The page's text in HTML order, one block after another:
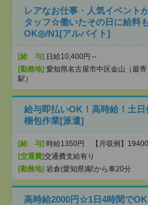
レアなお仕事・人気イベント
タッフ☆働いたその日に給料
OK◎/N1[アルバイト]
[給 与] 日給10,400円～
[勤務地] 愛知県名古屋市中区金山（最
駅）
給与即払いOK！高時給！土日
梱包作業[派遣]
[給 与] 時給1350円 【月収例】
[交通費]交通費支給有り
[勤務地] 岩倉(愛知県)駅から車20分
高時給2000円☆1日4時間で